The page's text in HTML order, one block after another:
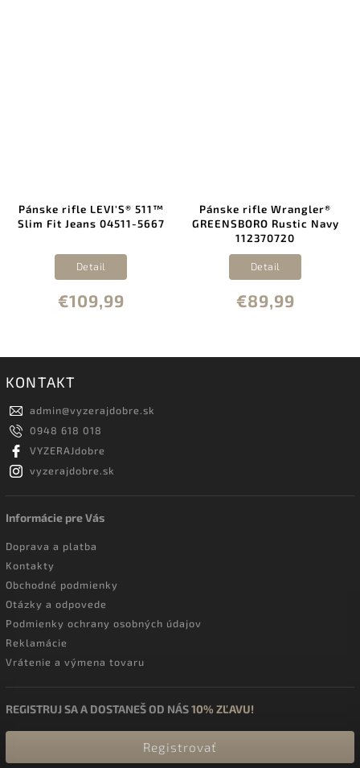
Pánske rifle LEVI'S® 511™
Slim Fit Jeans 04511-5667
€109,99
Detail
Pánske rifle Wrangler®
GREENSBORO Rustic Navy
112370720
€89,99
Detail
KONTAKT
admin@vyzerajdobre.sk
0948 618 018
VYZERAJdobre
vyzerajdobre.sk
Informácie pre Vás
Doprava a platba
Kontakty
Obchodné podmienky
Otázky a odpovede
Podmienky ochrany osobných údajov
Reklamácie
Vrátenie a výmena tovaru
REGISTRUJ SA A DOSTANEŠ OD NÁS10% ZĽAVU!
Registrovať